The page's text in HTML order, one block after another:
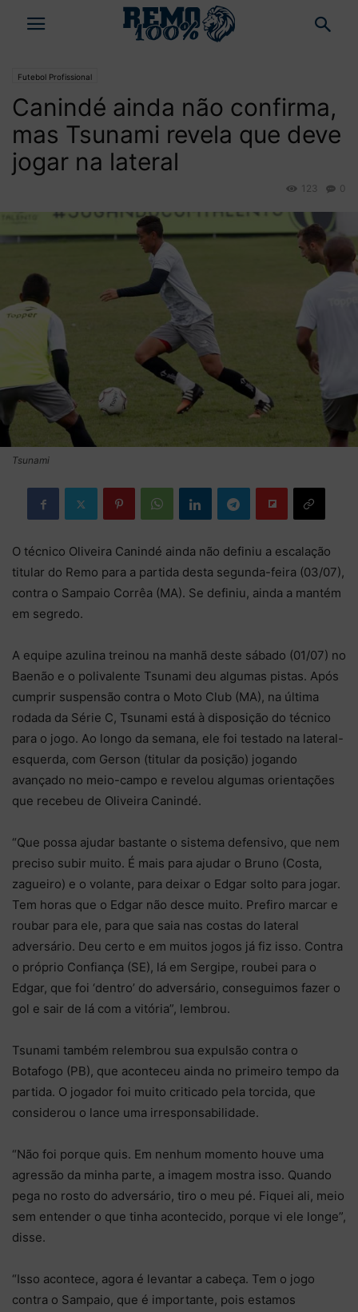
Futebol Profissional
Canindé ainda não confirma,
mas Tsunami revela que deve
jogar na lateral
0
123
Tsunami
O técnico Oliveira Canindé ainda não definiu a escalação
titular do Remo para a partida desta segunda-feira (03/07),
contra o Sampaio Corrêa (MA). Se definiu, ainda a mantém
em segredo.
A equipe azulina treinou na manhã deste sábado (01/07) no
Baenão e o polivalente Tsunami deu algumas pistas. Após
cumprir suspensão contra o Moto Club (MA), na última
rodada da Série C, Tsunami está à disposição do técnico
para o jogo. Ao longo da semana, ele foi testado na lateral-
esquerda, com Gerson (titular da posição) jogando
avançado no meio-campo e revelou algumas orientações
que recebeu de Oliveira Canindé.
“Que possa ajudar bastante o sistema defensivo, que nem
preciso subir muito. É mais para ajudar o Bruno (Costa,
zagueiro) e o volante, para deixar o Edgar solto para jogar.
Tem horas que o Edgar não desce muito. Prefiro marcar e
roubar para ele, para que saia nas costas do lateral
adversário. Deu certo e em muitos jogos já fiz isso. Contra
o próprio Confiança (SE), lá em Sergipe, roubei para o
Edgar, que foi ‘dentro’ do adversário, conseguimos fazer o
gol e sair de lá com a vitória”, lembrou.
Tsunami também relembrou sua expulsão contra o
Botafogo (PB), que aconteceu ainda no primeiro tempo da
partida. O jogador foi muito criticado pela torcida, que
considerou o lance uma irresponsabilidade.
“Não foi porque quis. Em nenhum momento houve uma
agressão da minha parte, a imagem mostra isso. Quando
pega no rosto do adversário, tiro o meu pé. Fiquei ali, meio
sem entender o que tinha acontecido, porque vi ele longe”,
disse.
“Isso acontece, agora é levantar a cabeça. Tem o jogo
contra o Sampaio, que é importante, pois estamos